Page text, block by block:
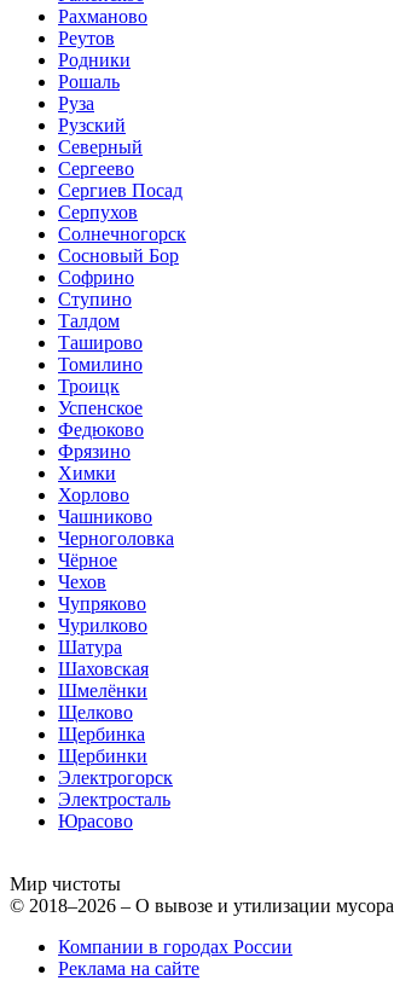
Рахманово
Реутов
Родники
Рошаль
Руза
Рузский
Северный
Сергеево
Сергиев Посад
Серпухов
Солнечногорск
Сосновый Бор
Софрино
Ступино
Талдом
Таширово
Томилино
Троицк
Успенское
Федюково
Фрязино
Химки
Хорлово
Чашниково
Черноголовка
Чёрное
Чехов
Чупряково
Чурилково
Шатура
Шаховская
Шмелёнки
Щелково
Щербинка
Щербинки
Электрогорск
Электросталь
Юрасово
Мир чистоты
© 2018–2026 – О вывозе и утилизации мусора
Компании в городах России
Реклама на сайте